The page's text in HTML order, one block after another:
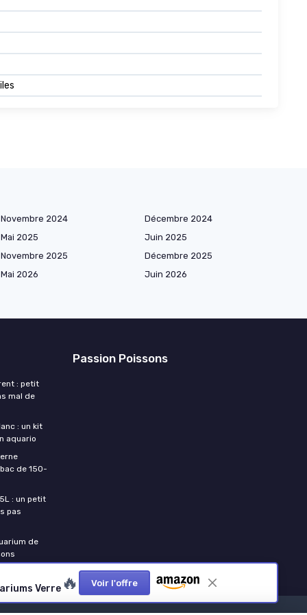
Verre 🔥 Voir l'offre
Novembre 2024
Décembre 2024
Mai 2025
Juin 2025
Novembre 2025
Décembre 2025
Mai 2026
Juin 2026
: petit
mal de
: un kit
aquario
de 150-
: un petit
pas
de
Passion Poissons